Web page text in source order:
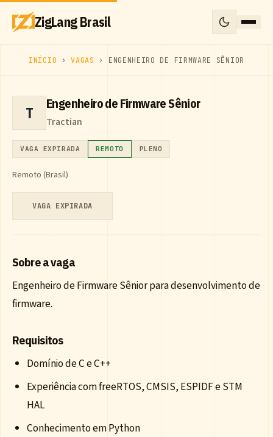
ZigLang Brasil
INÍCIO ›VAGAS › ENGENHEIRO DE FIRMWARE SÊNIOR
T Engenheiro de Firmware Sênior
Tractian
VAGA EXPIRADA REMOTO PLENO
Remoto (Brasil)
VAGA EXPIRADA
Sobre a vaga
Engenheiro de Firmware Sênior para desenvolvimento de
firmware.
Requisitos
Domínio de C e C++
Experiência com freeRTOS, CMSIS, ESPIDF e STM
HAL
Conhecimento em Python